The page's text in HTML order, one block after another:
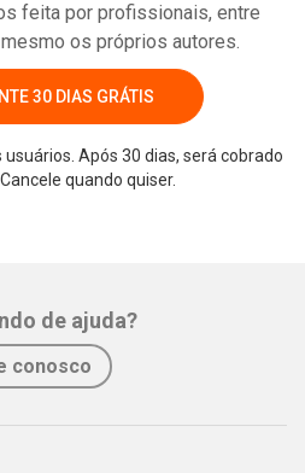
feita por profissionais, entre
os próprios autores.
30 DIAS GRÁTIS
Após 30 dias, será cobrado
quando quiser.
de ajuda?
conosco